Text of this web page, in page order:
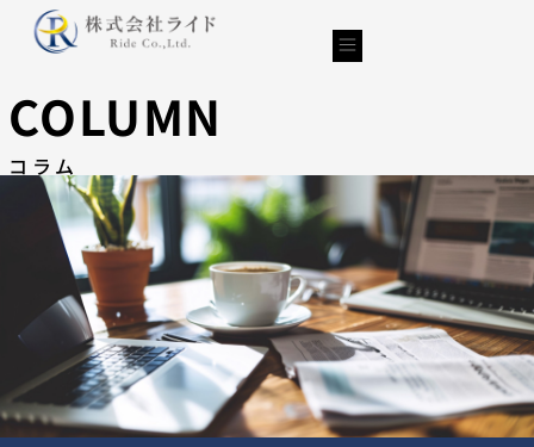
キ
プ
COLUMN
コラム